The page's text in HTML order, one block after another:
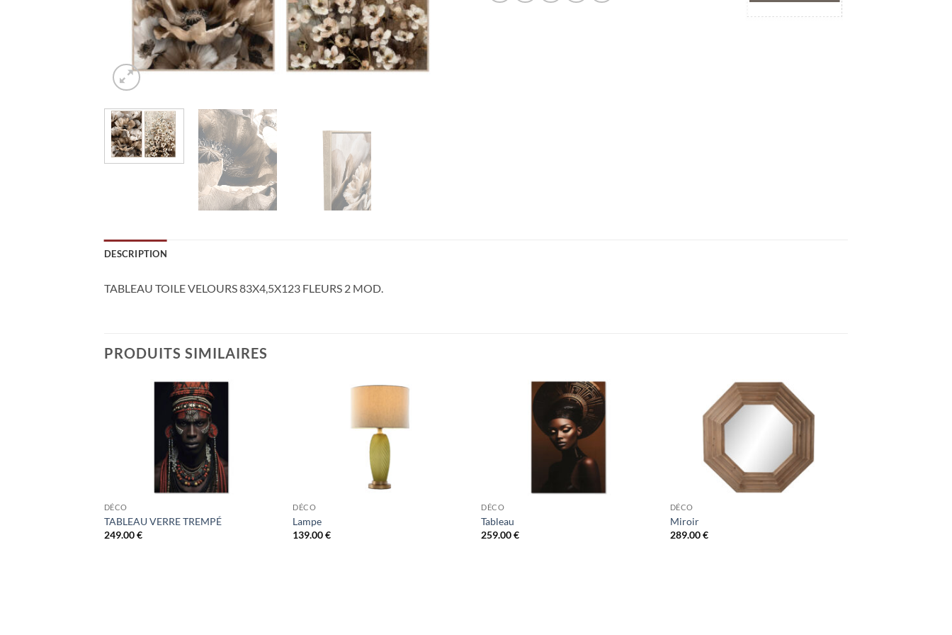
DESCRIPTION
TABLEAU TOILE VELOURS 83X4,5X123 FLEURS 2 MOD.
PRODUITS SIMILAIRES
DÉCO
TABLEAU VERRE TREMPÉ
249.00€
DÉCO
Lampe
139.00€
DÉCO
Tableau
259.00€
DÉCO
Miroir
289.00€